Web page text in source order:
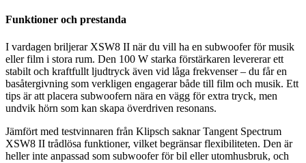
Funktioner och prestanda
I vardagen briljerar XSW8 II när du vill ha en subwoofer för musik
eller film i stora rum. Den 100 W starka förstärkaren levererar ett
stabilt och kraftfullt ljudtryck även vid låga frekvenser – du får en
basåtergivning som verkligen engagerar både till film och musik. Ett
tips är att placera subwoofern nära en vägg för extra tryck, men
undvik hörn som kan skapa överdriven resonans.
Jämfört med testvinnaren från Klipsch saknar Tangent Spectrum
XSW8 II trådlösa funktioner, vilket begränsar flexibiliteten. Den är
heller inte anpassad som subwoofer för bil eller utomhusbruk, och